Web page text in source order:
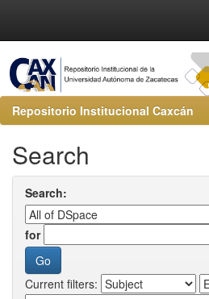
Repositorio Institucional Caxcán
Search
Search:
for
Current filters: